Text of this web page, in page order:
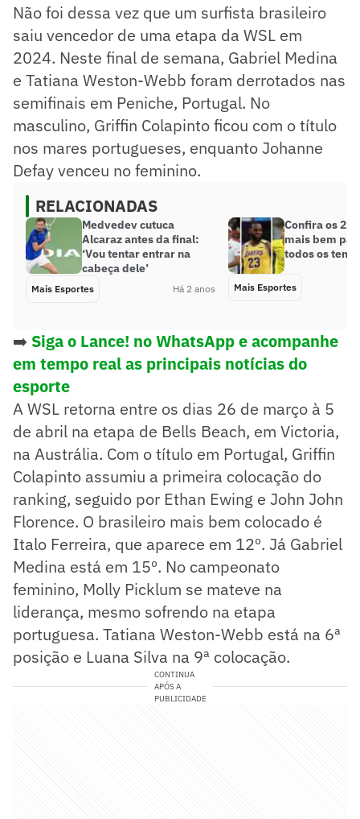
Não foi dessa vez que um surfista brasileiro
saiu vencedor de uma etapa da WSL em
2024. Neste final de semana, Gabriel Medina
e Tatiana Weston-Webb foram derrotados nas
semifinais em Peniche, Portugal. No
masculino, Griffin Colapinto ficou com o título
nos mares portugueses, enquanto Johanne
Defay venceu no feminino.
RELACIONADAS
Medvedev cutuca
Alcaraz antes da final:
‘Vou tentar entrar na
cabeça dele’
Mais Esportes Há 2 anos
Confira os 25
mais bem
todos os
Mais Esportes
➡️ Siga o Lance! no WhatsApp e acompanhe
em tempo real as principais notícias do
esporte
A WSL retorna entre os dias 26 de março à 5
de abril na etapa de Bells Beach, em Victoria,
na Austrália. Com o título em Portugal, Griffin
Colapinto assumiu a primeira colocação do
ranking, seguido por Ethan Ewing e John John
Florence. O brasileiro mais bem colocado é
Italo Ferreira, que aparece em 12º. Já Gabriel
Medina está em 15º. No campeonato
feminino, Molly Picklum se mateve na
liderança, mesmo sofrendo na etapa
portuguesa. Tatiana Weston-Webb está na 6ª
posição e Luana Silva na 9ª colocação.
CONTINUA
APÓS A
PUBLICIDADE